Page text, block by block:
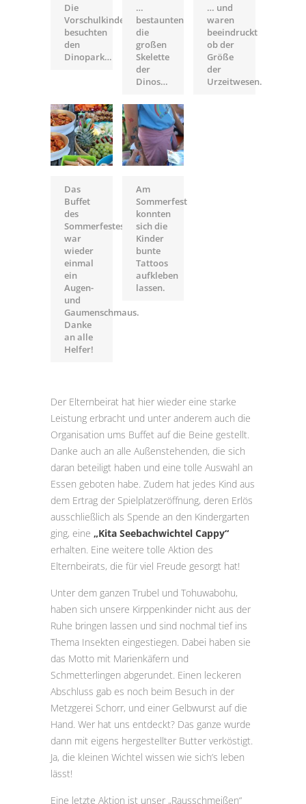
Die
Vorschulkinder
besuchten
den
Dinopark…
…
bestaunten
die
großen
Skelette
der
Dinos…
… und
waren
beeindruckt
ob der
Größe
der
Urzeitwesen.
Das
Buffet
des
Sommerfestest
war
wieder
einmal
ein
Augen-
und
Gaumenschmaus.
Danke
an alle
Helfer!
Am
Sommerfest
konnten
sich die
Kinder
bunte
Tattoos
aufkleben
lassen.
Der Elternbeirat hat hier wieder eine starke
Leistung erbracht und unter anderem auch die
Organisation ums Buffet auf die Beine gestellt.
Danke auch an alle Außenstehenden, die sich
daran beteiligt haben und eine tolle Auswahl an
Essen geboten habe. Zudem hat jedes Kind aus
dem Ertrag der Spielplatzeröffnung, deren Erlös
ausschließlich als Spende an den Kindergarten
ging, eine „Kita Seebachwichtel Cappy“
erhalten. Eine weitere tolle Aktion des
Elternbeirats, die für viel Freude gesorgt hat!
Unter dem ganzen Trubel und Tohuwabohu,
haben sich unsere Kirppenkinder nicht aus der
Ruhe bringen lassen und sind nochmal tief ins
Thema Insekten eingestiegen. Dabei haben sie
das Motto mit Marienkäfern und
Schmetterlingen abgerundet. Einen leckeren
Abschluss gab es noch beim Besuch in der
Metzgerei Schorr, und einer Gelbwurst auf die
Hand. Wer hat uns entdeckt? Das ganze wurde
dann mit eigens hergestellter Butter verköstigt.
Ja, die kleinen Wichtel wissen wie sich’s leben
lässt!
Eine letzte Aktion ist unser „Rausschmeißen“